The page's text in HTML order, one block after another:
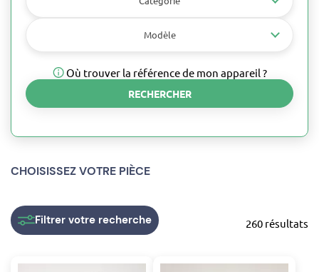
Modèle
Où trouver la référence de mon appareil ?
RECHERCHER
CHOISISSEZ VOTRE PIÈCE
260 résultats
Filtrer votre recherche